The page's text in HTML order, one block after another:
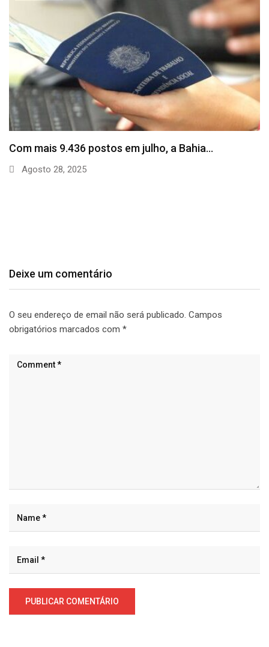
Deixe um comentário
O seu endereço de email não será publicado. Campos
obrigatórios marcados com *